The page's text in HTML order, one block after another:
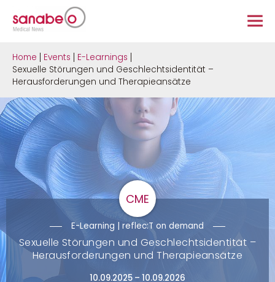
Home Events
E-Learnings
Sexuelle Störungen und Geschlechtsidentität –
Herausforderungen und Therapieansätze
CME
E-Learning | reflec:T on demand
Sexuelle Störungen und Geschlechtsidentität –
Herausforderungen und Therapieansätze
10.09.2025 – 10.09.2026